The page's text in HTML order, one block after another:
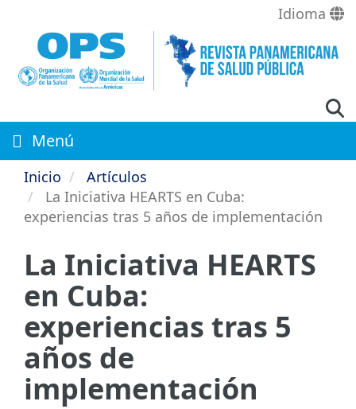
contenido
principal
Idioma
Menú
Inicio
Artículos
La Iniciativa HEARTS en Cuba:
experiencias tras 5 años de implementación
La Iniciativa HEARTS
en Cuba:
experiencias tras 5
años de
implementación